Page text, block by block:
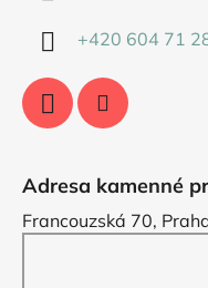
+420 604 71
Adresa kamenné
Francouzská 70,